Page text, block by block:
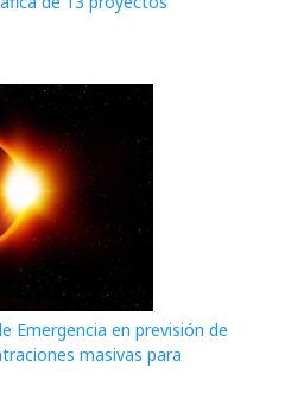
Emergencia en previsión de
masivas para